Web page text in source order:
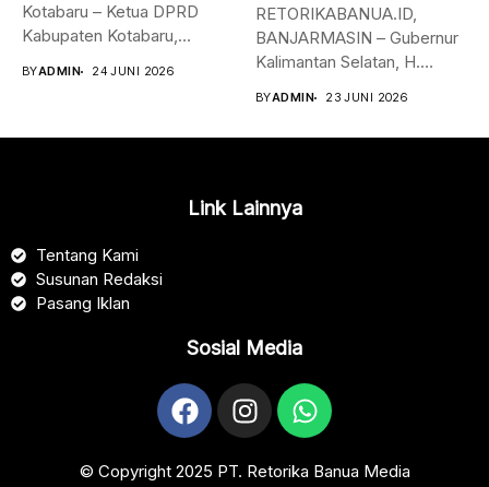
Kotabaru – Ketua DPRD
Kabupaten Kotabaru,
BYADMIN 24 JUNI 2026
RETORIKABANUA.ID,
BANJARMASIN – Gubernur
Kalimantan Selatan, H.
BYADMIN 23 JUNI 2026
Link Lainnya
Tentang Kami
Susunan Redaksi
Pasang Iklan
Sosial Media
© Copyright 2025 PT. Retorika Banua Media​